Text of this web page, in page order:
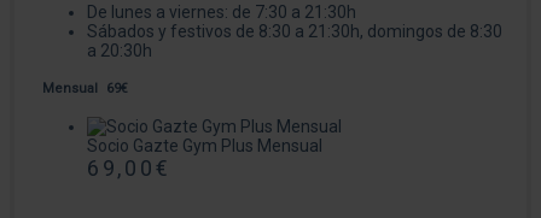
De lunes a viernes: de 7:30 a 21:30h
Sábados y festivos de 8:30 a 21:30h, domingos de 8:30
a 20:30h
Mensual 69€
Socio Gazte Gym Plus Mensual
69,00€